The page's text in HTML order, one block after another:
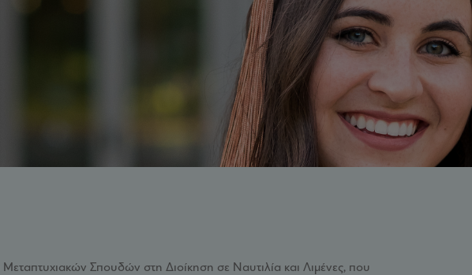
Σπουδών στη Διοίκηση σε Ναυτιλία και Λιμένες, που